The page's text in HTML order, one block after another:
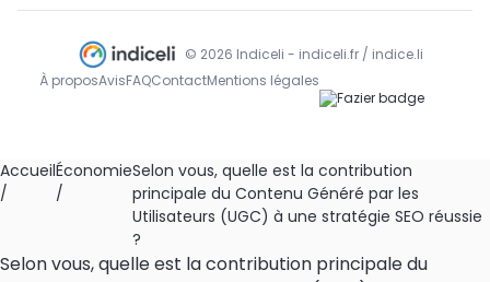
© 2026 Indiceli - indiceli.fr / indice.li
À proposAvisFAQContactMentions légales
Accueil
/
Économie
/
Selon vous, quelle est la contribution
principale du Contenu Généré par les
Utilisateurs (UGC) à une stratégie SEO réussie
?
Selon vous, quelle est la contribution principale du